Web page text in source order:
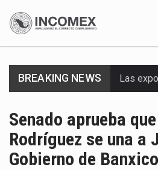
BREAKING NEWS
Senado aprueba
Rodríguez se una a
Gobierno de Banxico